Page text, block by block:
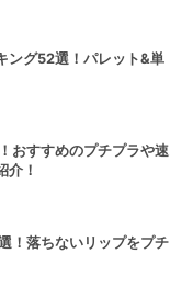
ング52選！パレット&単
おすすめのプチプラや速
介！
！落ちないリップをプチ